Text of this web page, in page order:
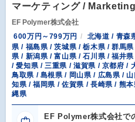
マーケティング /
EF Polymer株式会社
600万円～799万円
北海道 / 青森
県 / 福島県 / 茨城県 / 栃木県 / 群馬
県 / 新潟県 / 富山県 / 石川県 / 福井
/ 愛知県 / 三重県 / 滋賀県 / 京都府 /
鳥取県 / 島根県 / 岡山県 / 広島県 /
知県 / 福岡県 / 佐賀県 / 長崎県 / 熊
縄県
EF Polymer株式会社で